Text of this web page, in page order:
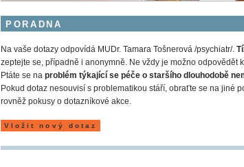
PORADNA
Na vaše dotazy odpovídá MUDr. Tamara Tošnerová /psychiatr/.
zeptejte se, případně i anonymně. Ne vždy je možno
Ptáte se na problém týkající se péče o staršího dlouhodobě
Pokud dotaz nesouvisí s problematikou stáří, obraťte se na jiné
rovněž pokusy o dotazníkové akce.
Vložit nový dotaz